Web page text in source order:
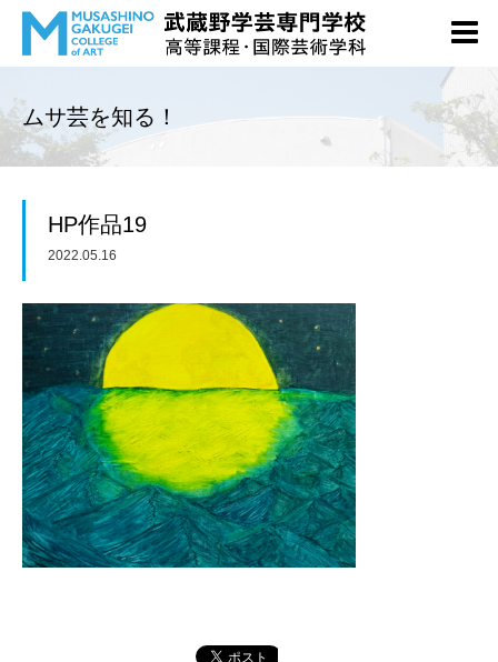
ムサ芸を知る！
HP作品19
2022.05.16